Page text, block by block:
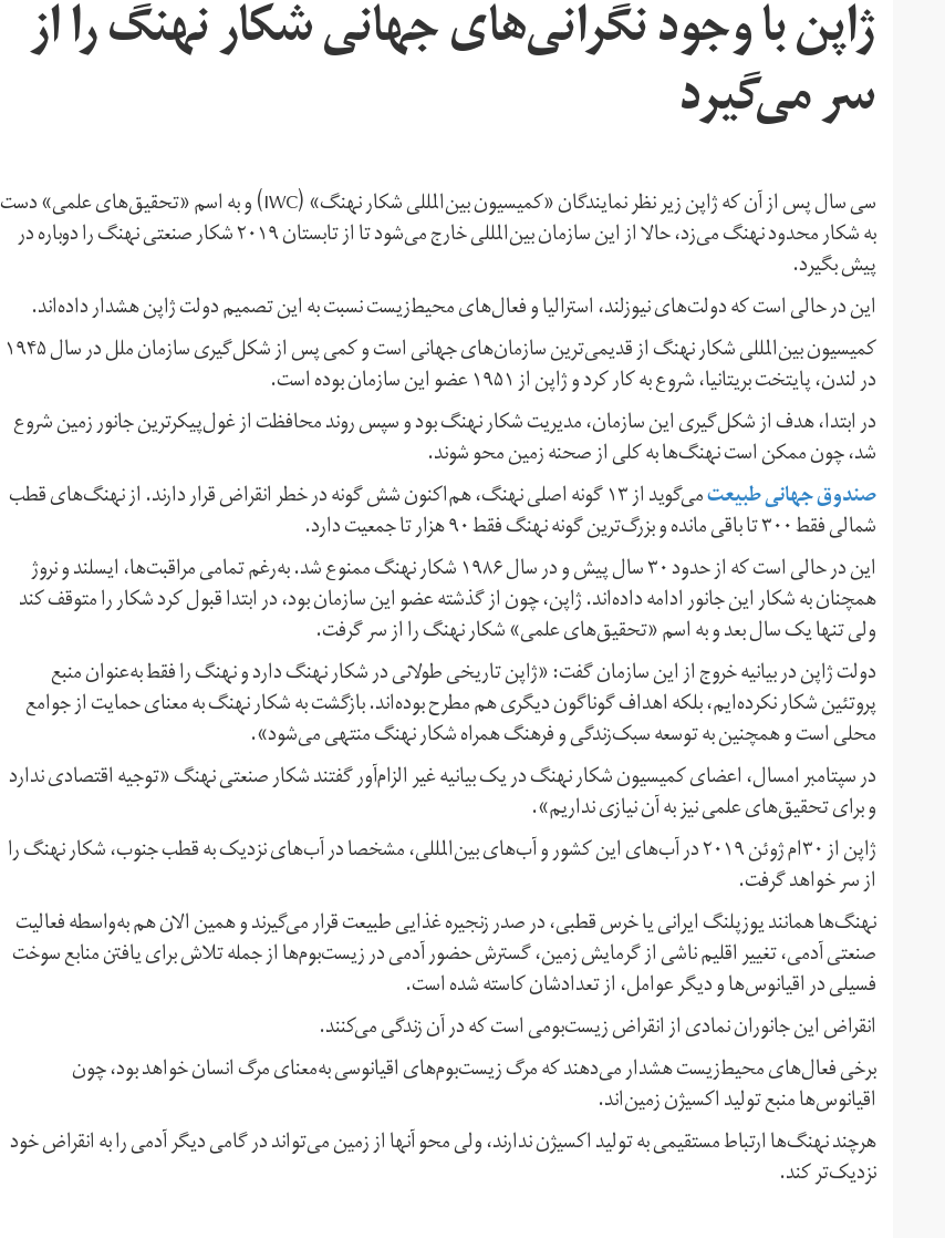
ژاپن با وجود نگرانی‌های جهانی شکار نهنگ را از
سر می‌گیرد
سی سال پس از آن که ژاپن زیر نظر نمایندگان «کمیسیون بین‌المللی شکار نهنگ» (IWC) و به اسم «تحقیق‌های علمی» دست
به شکار محدود نهنگ می‌زد، حالا از این سازمان بین‌المللی خارج می‌شود تا از تابستان ۲۰۱۹ شکار صنعتی نهنگ را دوباره در
پیش بگیرد.
این در حالی است که دولت‌های نیوزلند، استرالیا و فعال‌های محیط‌زیست نسبت به این تصمیم دولت ژاپن هشدار داده‌اند.
کمیسیون بین‌المللی شکار نهنگ از قدیمی‌ترین سازمان‌های جهانی است و کمی پس از شکل‌گیری سازمان ملل در سال ۱۹۴۵
در لندن، پایتخت بریتانیا، شروع به کار کرد و ژاپن از ۱۹۵۱ عضو این سازمان بوده است.
در ابتدا، هدف از شکل‌گیری این سازمان، مدیریت شکار نهنگ بود و سپس روند محافظت از غول‌پیکرترین جانور زمین شروع
شد، چون ممکن است نهنگ‌ها به کلی از صحنه زمین محو شوند.
صندوق جهانی طبیعت می‌گوید از ۱۳ گونه اصلی نهنگ، هم‌اکنون شش گونه در خطر انقراض قرار دارند. از نهنگ‌های قطب
شمالی فقط ۳۰۰ تا باقی مانده و بزرگ‌ترین گونه نهنگ فقط ۹۰ هزار تا جمعیت دارد.
این در حالی است که از حدود ۳۰ سال پیش و در سال ۱۹۸۶ شکار نهنگ ممنوع شد. به‌رغم تمامی مراقبت‌ها، ایسلند و نروژ
همچنان به شکار این جانور ادامه داده‌اند. ژاپن، چون از گذشته عضو این سازمان بود، در ابتدا قبول کرد شکار را متوقف کند
ولی تنها یک سال بعد و به اسم «تحقیق‌های علمی» شکار نهنگ را از سر گرفت.
دولت ژاپن در بیانیه خروج از این سازمان گفت: «ژاپن تاریخی طولانی در شکار نهنگ دارد و نهنگ را فقط به‌عنوان منبع
پروتئین شکار نکرده‌ایم، بلکه اهداف گوناگون دیگری هم مطرح بوده‌اند. بازگشت به شکار نهنگ به‌ معنای حمایت از جوامع
محلی است و همچنین به توسعه سبک‌زندگی و فرهنگ همراه شکار نهنگ منتهی می‌شود».
در سپتامبر امسال، اعضای کمیسیون شکار نهنگ در یک بیانیه غیر الزام‌آور گفتند شکار صنعتی نهنگ «توجیه اقتصادی ندارد
و برای تحقیق‌های علمی نیز به آن نیازی نداریم».
ژاپن از ۳۰‌ام ژوئن ۲۰۱۹ در آب‌های این کشور و آب‌های بین‌المللی، مشخصا در آب‌های نزدیک به قطب جنوب، شکار نهنگ را
از سر خواهد گرفت.
نهنگ‌ها همانند یوزپلنگ ایرانی یا خرس قطبی، در صدر زنجیره غذایی طبیعت قرار می‌گیرند و همین‌ الان هم به‌واسطه فعالیت
صنعتی آدمی، تغییر اقلیم ناشی از گرمایش زمین، گسترش حضور آدمی در زیست‌بوم‌ها از جمله تلاش برای یافتن منابع سوخت
فسیلی در اقیانوس‌ها و دیگر عوامل، از تعدادشان کاسته شده است.
انقراض این جانوران نمادی از انقراض زیست‌بومی است که در آن زندگی می‌کنند.
برخی فعال‌های محیط‌زیست هشدار می‌دهند که مرگ زیست‌بوم‌های اقیانوسی به‌معنای مرگ انسان خواهد بود، چون
اقیانوس‌ها منبع تولید اکسیژن زمین‌اند.
هرچند نهنگ‌ها ارتباط مستقیمی به تولید اکسیژن ندارند، ولی محو آنها از زمین می‌تواند در گامی دیگر آدمی را به انقراض خود
نزدیک‌تر کند.